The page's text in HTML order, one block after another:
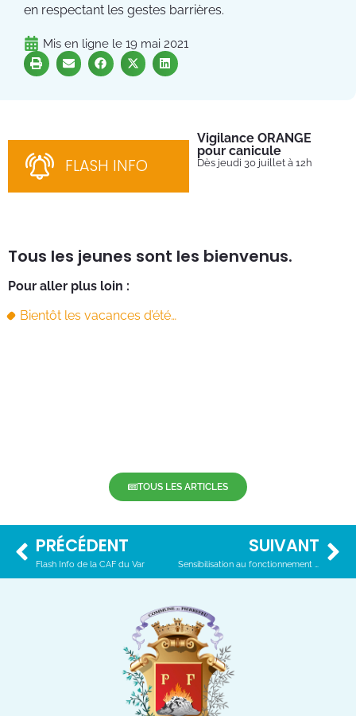
en respectant les gestes barrières.
Mis en ligne le 19 mai 2021
FLASH INFO
Vigilance ORANGE
pour canicule
Dès jeudi 30 juillet à 12h
Tous les jeunes sont les bienvenus.
Pour aller plus loin :
Bientôt les vacances d’été…
TOUS LES ARTICLES
PRÉCÉDENT
Flash Info de la CAF du Var
SUIVANT